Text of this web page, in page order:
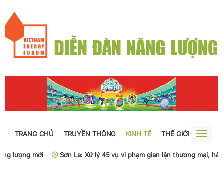
TRANG CHỦ TRUYỀN THÔNG KINH TẾ THẾ GIỚI
Toggle
mới
Sơn La: Xử lý 45 vụ vi phạm gian lận thương mại, hàng